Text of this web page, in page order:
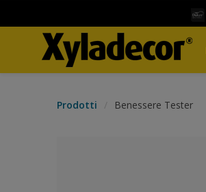
Prodotti Benessere Tester